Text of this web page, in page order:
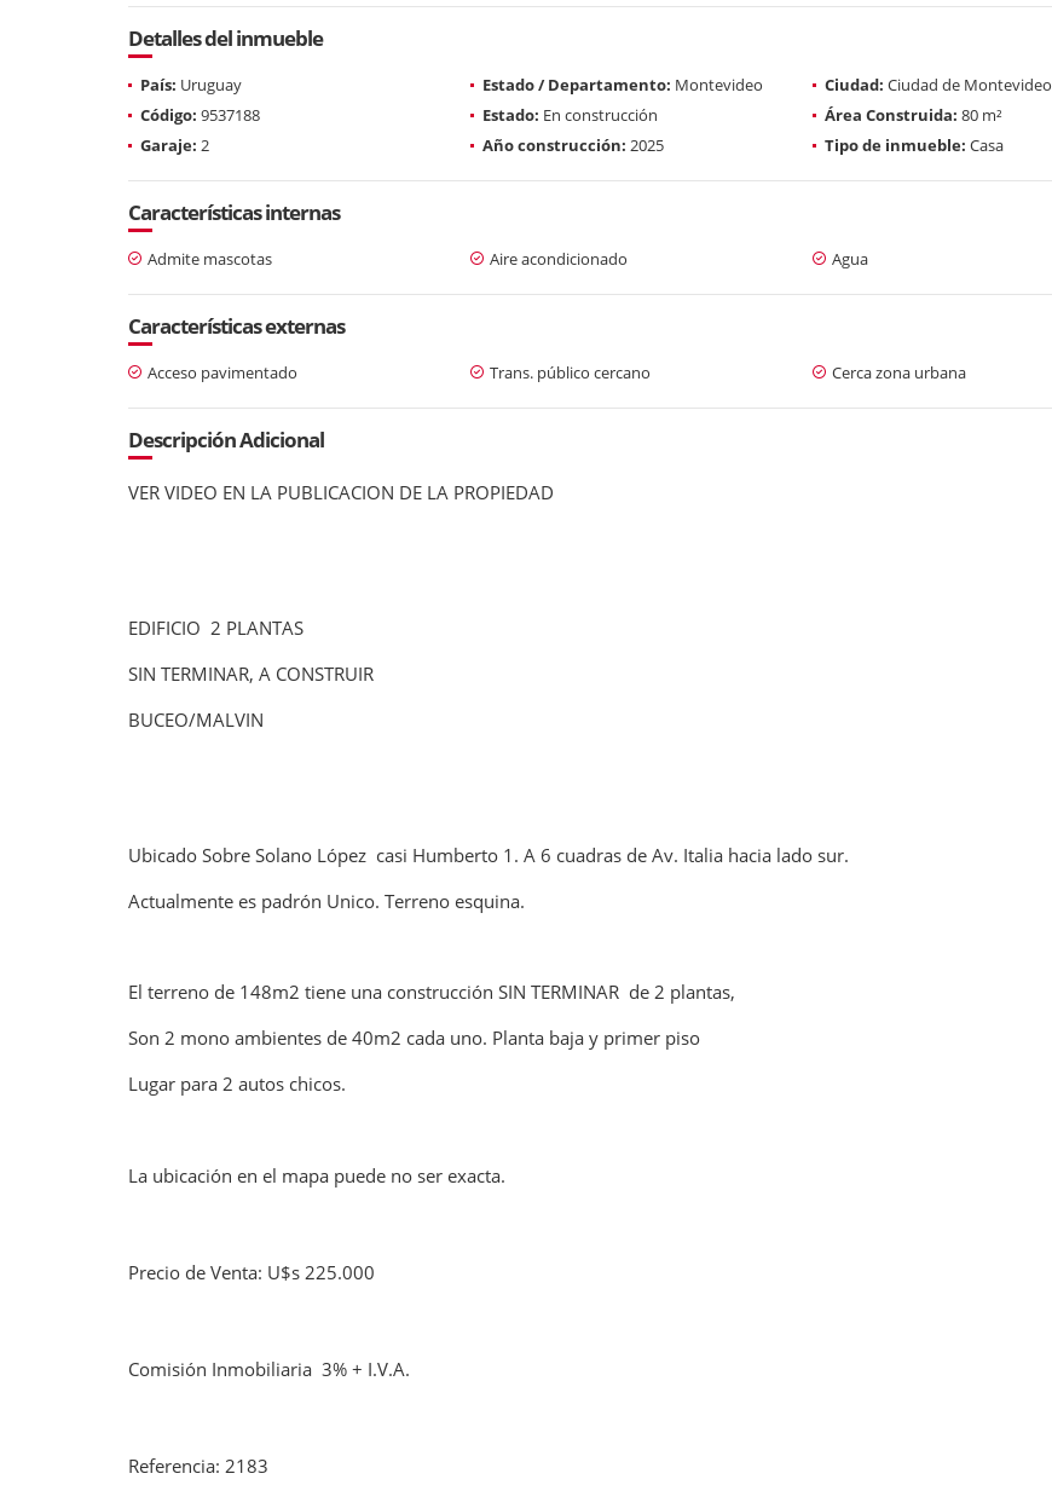
Detalles del inmueble
País: Uruguay Estado / Departamento: Montevideo Ciudad: Ciudad de Montevideo
Código: 9537188 Estado: En construcción Área Construida: 80 m²
Garaje: 2 Año construcción: 2025 Tipo de inmueble: Casa
Características internas
Admite mascotas Aire acondicionado Agua
Características externas
Acceso pavimentado Trans. público cercano Cerca zona urbana
Descripción Adicional
VER VIDEO EN LA PUBLICACION DE LA PROPIEDAD
EDIFICIO 2 PLANTAS
SIN TERMINAR, A CONSTRUIR
BUCEO/MALVIN
Ubicado Sobre Solano López casi Humberto 1. A 6 cuadras de Av. Italia hacia lado sur.
Actualmente es padrón Unico. Terreno esquina.
El terreno de 148m2 tiene una construcción SIN TERMINAR de 2 plantas,
Son 2 mono ambientes de 40m2 cada uno. Planta baja y primer piso
Lugar para 2 autos chicos.
La ubicación en el mapa puede no ser exacta.
Precio de Venta: U$s 225.000
Comisión Inmobiliaria 3% + I.V.A.
Referencia: 2183